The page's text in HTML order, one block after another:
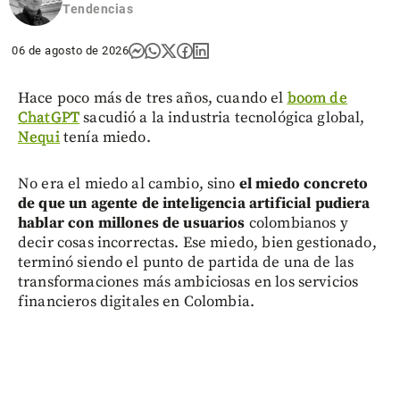
Tendencias
06 de agosto de 2026
Hace poco más de tres años, cuando el boom de
ChatGPTsacudió a la industria tecnológica global,
Nequitenía miedo.
No era el miedo al cambio, sino el miedo concreto
de que un agente de inteligencia artificial pudiera
hablar con millones de usuarios colombianos y
decir cosas incorrectas. Ese miedo, bien gestionado,
terminó siendo el punto de partida de una de las
transformaciones más ambiciosas en los servicios
financieros digitales en Colombia.